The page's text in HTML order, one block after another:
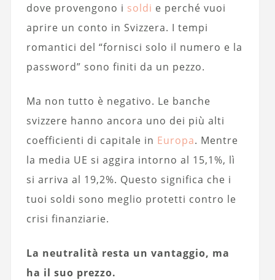
dove provengono i soldi e perché vuoi
aprire un conto in Svizzera. I tempi
romantici del “fornisci solo il numero e la
password” sono finiti da un pezzo.
Ma non tutto è negativo. Le banche
svizzere hanno ancora uno dei più alti
coefficienti di capitale in Europa. Mentre
la media UE si aggira intorno al 15,1%, lì
si arriva al 19,2%. Questo significa che i
tuoi soldi sono meglio protetti contro le
crisi finanziarie.
La neutralità resta un vantaggio, ma
ha il suo prezzo.